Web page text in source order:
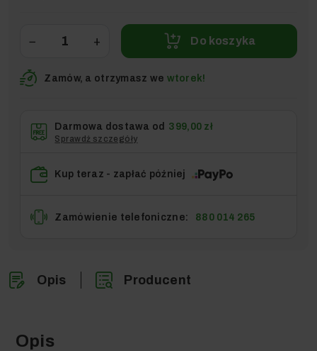
− + Do koszyka
Zamów, a otrzymasz we wtorek!
Darmowa dostawa od 399,00 zł
Sprawdź szczegóły
Kup teraz - zapłać później
Zamówienie telefoniczne: 880 014 265
Opis Producent
Opis